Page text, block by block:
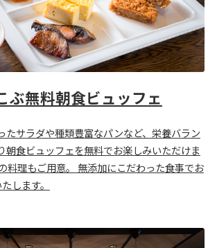
ぶ無料朝食ビュッフェ
たサラダや種類豊富なパンなど、栄養バラン
朝食ビュッフェを無料でお楽しみいただけま
料理もご用意。 無添加にこだわった食事でお
します。